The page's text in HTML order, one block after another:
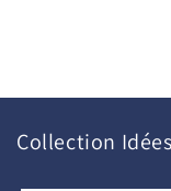
Collection